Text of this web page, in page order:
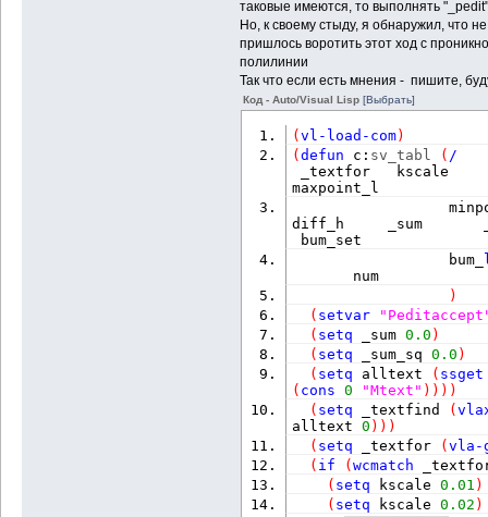
таковые имеются, то выполнять
Но, к своему стыду, я обнаружил, что
пришлось воротить этот ход с
полилинии
Так что если есть мнения - пишите,
Код - Auto/Visual Lisp [Выбрать]
(vl-load-com)
(defun c: sv_tabl ( /
_textfor   kscale
maxpoint_l
minpoint_h
diff_h     _sum
bum_set
bum_
num
)
( setvar
( setq _sum 0.0 )
( setq _sum_sq 0.0 )
( setq alltext ( ssget
( cons 0 "Mtext" ) ) ) )
( setq _textfind (
alltext 0 ) ) )
( setq _textfor (vla-
( if (wcmatch
( setq kscale 0.01 )
( setq kscale 0.02 )